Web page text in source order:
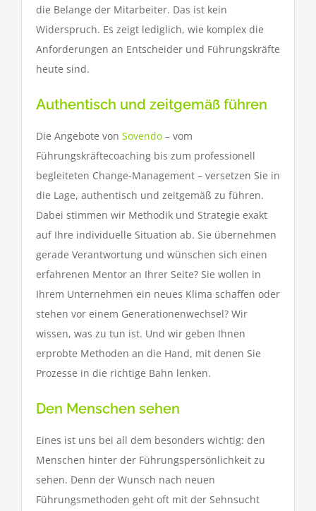
die Belange der Mitarbeiter. Das ist kein
Widerspruch. Es zeigt lediglich, wie komplex die
Anforderungen an Entscheider und Führungskräfte
heute sind.
Authentisch und zeitgemäß führen
Die Angebote von Sovendo – vom
Führungskräftecoaching bis zum professionell
begleiteten Change-Management – versetzen Sie in
die Lage, authentisch und zeitgemäß zu führen.
Dabei stimmen wir Methodik und Strategie exakt
auf Ihre individuelle Situation ab. Sie übernehmen
gerade Verantwortung und wünschen sich einen
erfahrenen Mentor an Ihrer Seite? Sie wollen in
Ihrem Unternehmen ein neues Klima schaffen oder
stehen vor einem Generationenwechsel? Wir
wissen, was zu tun ist. Und wir geben Ihnen
erprobte Methoden an die Hand, mit denen Sie
Prozesse in die richtige Bahn lenken.
Den Menschen sehen
Eines ist uns bei all dem besonders wichtig: den
Menschen hinter der Führungspersönlichkeit zu
sehen. Denn der Wunsch nach neuen
Führungsmethoden geht oft mit der Sehnsucht